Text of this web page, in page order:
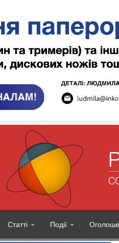
Статті Події